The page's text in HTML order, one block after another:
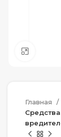
Главная